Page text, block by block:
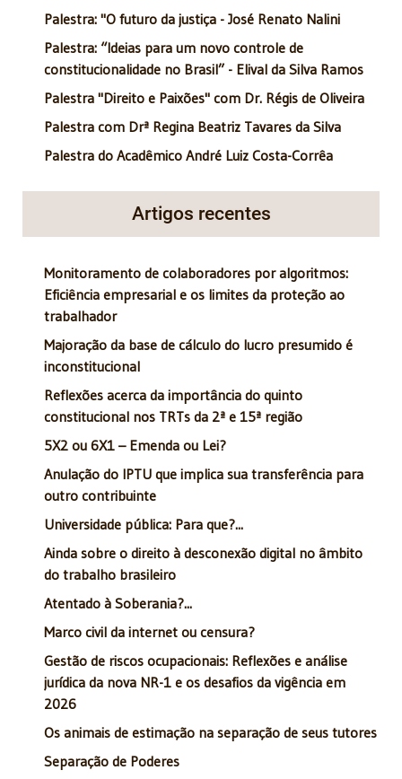
Palestra: "O futuro da justiça - José Renato Nalini
Palestra: “Ideias para um novo controle de
constitucionalidade no Brasil” - Elival da Silva Ramos
Palestra "Direito e Paixões" com Dr. Régis de Oliveira
Palestra com Drª Regina Beatriz Tavares da Silva
Palestra do Acadêmico André Luiz Costa-Corrêa
Artigos recentes
Monitoramento de colaboradores por algoritmos:
Eficiência empresarial e os limites da proteção ao
trabalhador
Majoração da base de cálculo do lucro presumido é
inconstitucional
Reflexões acerca da importância do quinto
constitucional nos TRTs da 2ª e 15ª região
5X2 ou 6X1 – Emenda ou Lei?
Anulação do IPTU que implica sua transferência para
outro contribuinte
Universidade pública: Para que?...
Ainda sobre o direito à desconexão digital no âmbito
do trabalho brasileiro
Atentado à Soberania?...
Marco civil da internet ou censura?
Gestão de riscos ocupacionais: Reflexões e análise
jurídica da nova NR-1 e os desafios da vigência em
2026
Os animais de estimação na separação de seus tutores
Separação de Poderes